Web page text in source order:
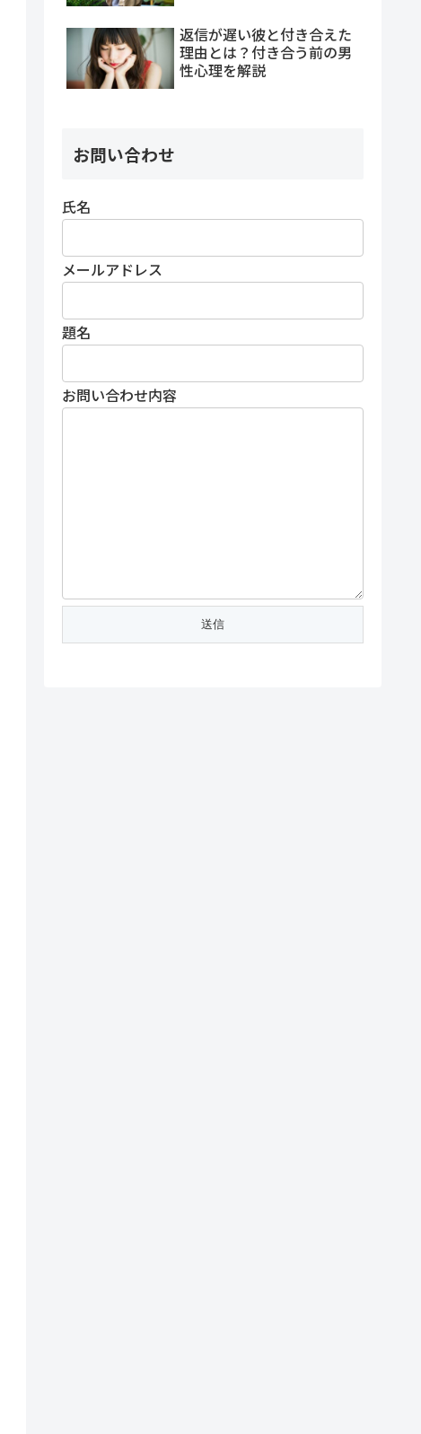
返信が遅い彼と付き合えた
理由とは？付き合う前の男
性心理を解説
お問い合わせ
氏名
メールアドレス
題名
お問い合わせ内容